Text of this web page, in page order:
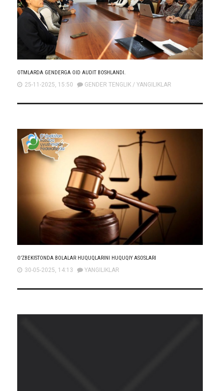
OTMLARDA GENDERGA OID AUDIT BOSHLANDI.
25-11-2025, 15:50 GENDER TENGLIK / YANGILIKLAR
O’ZBEKISTONDA BOLALAR HUQUQLARINI HUQUQIY ASOSLARI
30-05-2025, 14:13 YANGILIKLAR